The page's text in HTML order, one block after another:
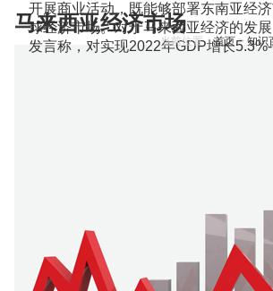
当前位置：首页> 知识
开展商业活动，既能够部署东南亚经
球经济市场。对于马来西亚经济的发
发言称，对实现2022年GDP增长5.3%-
马来西亚经济市场